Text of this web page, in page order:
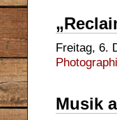
Freitag, 6.
Musik